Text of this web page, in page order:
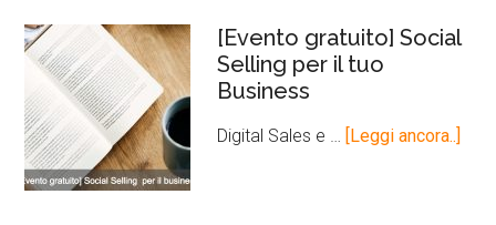
[Evento gratuito] Social
Selling per il tuo
Business
Digital Sales e … [Leggi ancora..]